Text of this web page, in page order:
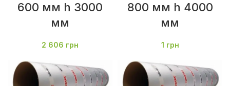
600 мм h 3000
мм
2 606 грн
800 мм h 4000
мм
1 грн